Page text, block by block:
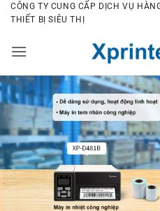
Bỏ
qua
dung
CÔNG TY CUNG CẤP DỊCH VỤ
THIẾT BỊ SIÊU THỊ